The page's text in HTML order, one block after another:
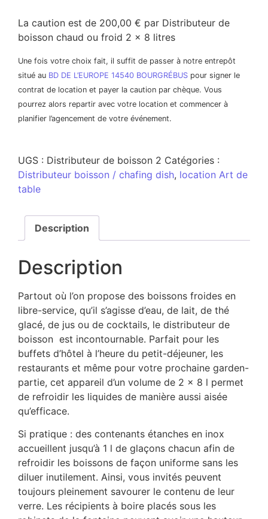
La caution est de 200,00 € par Distributeur de
boisson chaud ou froid 2 x 8 litres
Une fois votre choix fait, il suffit de passer à notre entrepôt
situé au BD DE L’EUROPE 14540 BOURGRÉBUS pour signer le
contrat de location et payer la caution par chèque. Vous
pourrez alors repartir avec votre location et commencer à
planifier l’agencement de votre événement.
UGS : Distributeur de boisson 2 Catégories :
Distributeur boisson / chafing dish, location Art de
table
Description
Description
Partout où l’on propose des boissons froides en
libre-service, qu’il s’agisse d’eau, de lait, de thé
glacé, de jus ou de cocktails, le distributeur de
boisson est incontournable. Parfait pour les
buffets d’hôtel à l’heure du petit-déjeuner, les
restaurants et même pour votre prochaine garden-
partie, cet appareil d’un volume de 2 x 8 l permet
de refroidir les liquides de manière aussi aisée
qu’efficace.
Si pratique : des contenants étanches en inox
accueillent jusqu’à 1 l de glaçons chacun afin de
refroidir les boissons de façon uniforme sans les
diluer inutilement. Ainsi, vous invités peuvent
toujours pleinement savourer le contenu de leur
verre. Les récipients à boire placés sous les